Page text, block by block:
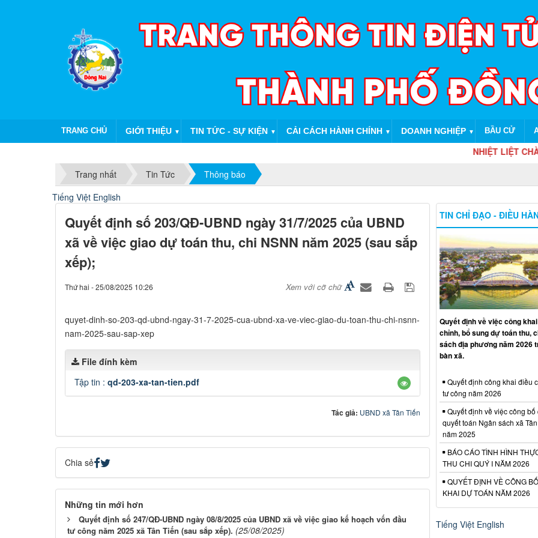
TRANG CHỦ GIỚI THIỆU ▼ TIN TỨC - SỰ KIỆN ▼ CẢI CÁCH HÀNH CHÍNH ▼ DOANH NGHIỆP ▼ BẦU CỬ
NHIỆT LIỆT CHÀO
Trang nhất
Tin Tức Thông báo
Tiếng Việt English
Quyết định số 203/QĐ-UBND ngày 31/7/2025 của UBND
xã về việc giao dự toán thu, chi NSNN năm 2025 (sau sắp
xếp);
Thứ hai - 25/08/2025 10:26 Xem với cỡ chữ
quyet-dinh-so-203-qd-ubnd-ngay-31-7-2025-cua-ubnd-xa-ve-viec-giao-du-toan-thu-chi-nsnn-
nam-2025-sau-sap-xep
File đính kèm
Tập tin : qd-203-xa-tan-tien.pdf
Tác giả: UBND xã Tân Tiến
Chia sẻ
Những tin mới hơn
Quyết định số 247/QĐ-UBND ngày 08/8/2025 của UBND xã về việc giao kế hoạch vốn đầu
tư công năm 2025 xã Tân Tiến (sau sắp xếp). (25/08/2025)
TIN CHỈ ĐẠO - ĐIỀU
Quyết định về việc công
chỉnh, bổ sung dự toán thu,
sách địa phương năm 2026
bàn xã.
Quyết định công khai điều
tư công năm 2026
Quyết định về việc công bố
quyết toán Ngân sách xã
năm 2025
BÁO CÁO TÌNH HÌNH
THU CHI QUÝ I NĂM 2026
QUYẾT ĐỊNH VỀ CÔNG
KHAI DỰ TOÁN NĂM 2026
Tiếng Việt English